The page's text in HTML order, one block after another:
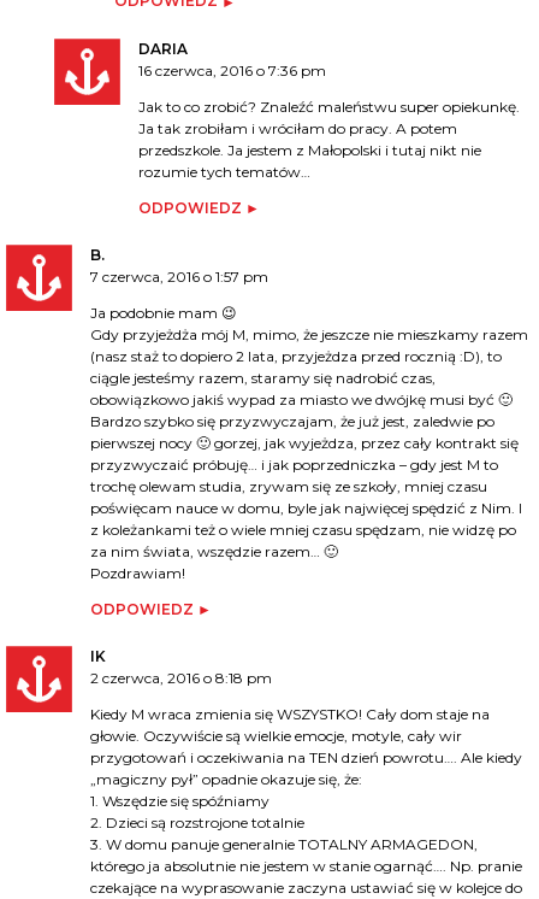
DARIA
16 czerwca, 2016 o 7:36 pm
Jak to co zrobić? Znaleźć maleństwu super opiekunkę.
Ja tak zrobiłam i wróciłam do pracy. A potem
przedszkole. Ja jestem z Małopolski i tutaj nikt nie
rozumie tych tematów…
ODPOWIEDZ
B.
7 czerwca, 2016 o 1:57 pm
Ja podobnie mam 😉
Gdy przyjeżdża mój M, mimo, że jeszcze nie mieszkamy razem
(nasz staż to dopiero 2 lata, przyjeżdza przed rocznią :D), to
ciągle jesteśmy razem, staramy się nadrobić czas,
obowiązkowo jakiś wypad za miasto we dwójkę musi być 🙂
Bardzo szybko się przyzwyczajam, że już jest, zaledwie po
pierwszej nocy 🙂 gorzej, jak wyjeżdza, przez cały kontrakt się
przyzwyczaić próbuję… i jak poprzedniczka – gdy jest M to
trochę olewam studia, zrywam się ze szkoły, mniej czasu
poświęcam nauce w domu, byle jak najwięcej spędzić z Nim. I
z koleżankami też o wiele mniej czasu spędzam, nie widzę po
za nim świata, wszędzie razem… 🙂
Pozdrawiam!
ODPOWIEDZ
IK
2 czerwca, 2016 o 8:18 pm
Kiedy M wraca zmienia się WSZYSTKO! Cały dom staje na
głowie. Oczywiście są wielkie emocje, motyle, cały wir
przygotowań i oczekiwania na TEN dzień powrotu…. Ale kiedy
„magiczny pył” opadnie okazuje się, że:
1. Wszędzie się spóźniamy
2. Dzieci są rozstrojone totalnie
3. W domu panuje generalnie TOTALNY ARMAGEDON,
którego ja absolutnie nie jestem w stanie ogarnąć…. Np. pranie
czekające na wyprasowanie zaczyna ustawiać się w kolejce do